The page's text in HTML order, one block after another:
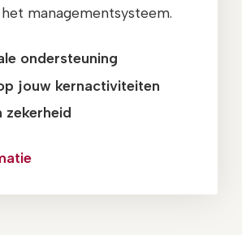
managementsysteem.
ondersteuning
jouw kernactiviteiten
zekerheid